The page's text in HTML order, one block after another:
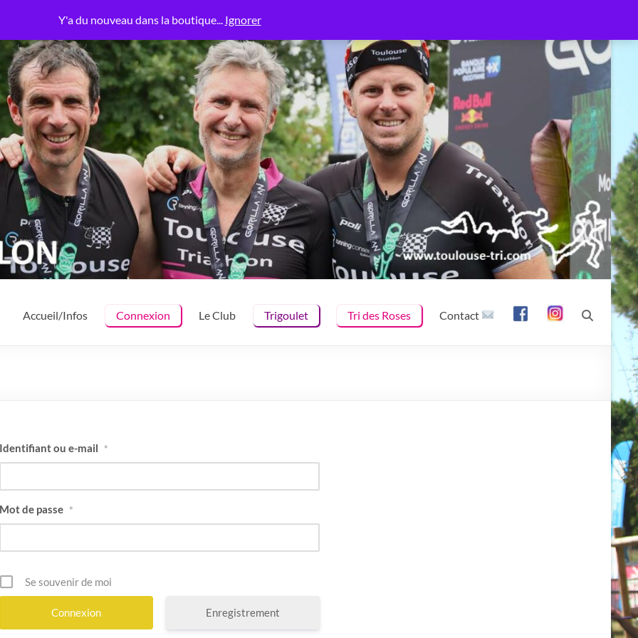
Y'a du nouveau dans la boutique... Ignorer
Accueil/Infos Connexion Le Club Trigoulet Tri des Roses Contact
Identifiant ou e-mail *
Mot de passe *
Se souvenir de moi
Enregistrement